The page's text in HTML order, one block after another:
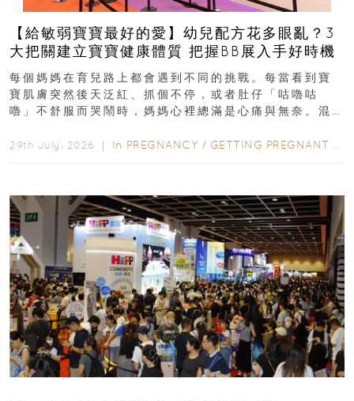
【給敏弱寶寶最好的愛】幼兒配方花多眼亂？3
大把關建立寶寶健康體質 把握BB展入手好時機
每個媽媽在育兒路上都會遇到不同的挑戰。每當看到寶
寶肌膚突然後天泛紅、抓個不停，或者肚仔「咕嚕咕
嚕」不舒服而哭鬧時，媽媽心裡總滿是心痛與無奈。混
29th July, 2026 ｜ In PREGNANCY / GETTING PREGNANT